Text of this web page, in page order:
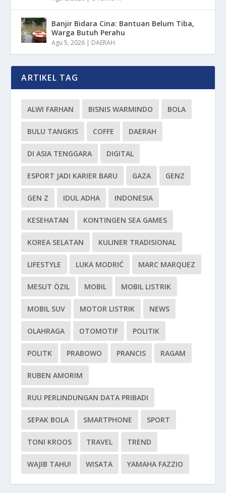
Banjir Bidara Cina: Bantuan Belum Tiba,
Warga Butuh Perahu
Agu 5, 2026 | DAERAH
ARTIKEL TAG
ALWI FARHAN BISNIS WARMINDO BOLA
BULU TANGKIS COFFE DAERAH
DI ASIA TENGGARA DIGITAL
ESPORT JADI KARIER BARU GAZA GENZ
GEN Z IDUL ADHA INDONESIA
KESEHATAN KONTINGEN SEA GAMES
KOREA SELATAN KULINER TRADISIONAL
LIFESTYLE LUKA MODRIĆ MARC MARQUEZ
MESUT ÖZIL MOBIL MOBIL LISTRIK
MOBIL SUV MOTOR LISTRIK NEWS
OLAHRAGA OTOMOTIF POLITIK
POLITK PRABOWO PRANCIS RAGAM
RUBEN AMORIM
RUU PERLINDUNGAN DATA PRIBADI
SEPAK BOLA SMARTPHONE SPORT
TONI KROOS TRAVEL TREND
WAJIB TAHU! WISATA YAMAHA FAZZIO